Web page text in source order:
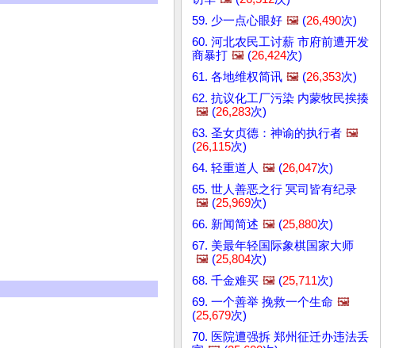
59. 少一点心眼好 🖼️ (26,490次)
60. 河北农民工讨薪 市府前遭开发
商暴打 🖼️ (26,424次)
61. 各地维权简讯 🖼️ (26,353次)
62. 抗议化工厂污染 内蒙牧民挨揍
🖼️ (26,283次)
63. 圣女贞德：神谕的执行者 🖼️
(26,115次)
64. 轻重道人 🖼️ (26,047次)
65. 世人善恶之行 冥司皆有纪录
🖼️ (25,969次)
66. 新闻简述 🖼️ (25,880次)
67. 美最年轻国际象棋国家大师
🖼️ (25,804次)
68. 千金难买 🖼️ (25,711次)
69. 一个善举 挽救一个生命 🖼️
(25,679次)
70. 医院遭强拆 郑州征迁办违法丢